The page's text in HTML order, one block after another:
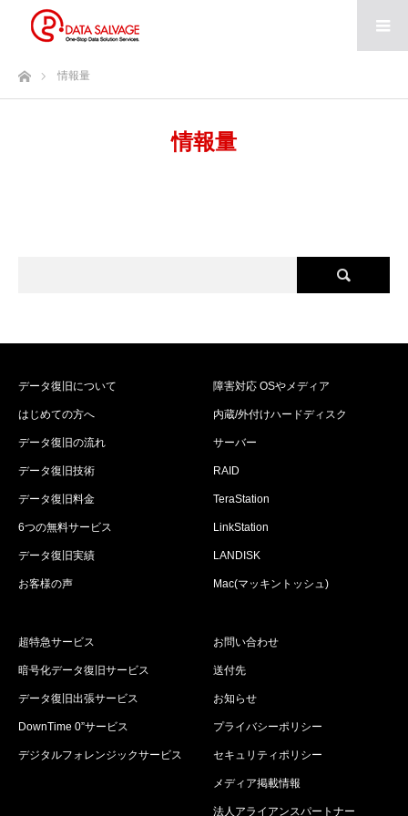
ホーム情報量
情報量
データ復旧について
はじめての方へ
データ復旧の流れ
データ復旧技術
データ復旧料金
6つの無料サービス
データ復旧実績
お客様の声
障害対応 OSやメディア
内蔵/外付けハードディスク
サーバー
RAID
TeraStation
LinkStation
LANDISK
Mac(マッキントッシュ)
超特急サービス
暗号化データ復旧サービス
データ復旧出張サービス
DownTime 0”サービス
デジタルフォレンジックサービス
お問い合わせ
送付先
お知らせ
プライバシーポリシー
セキュリティポリシー
メディア掲載情報
法人アライアンスパートナー